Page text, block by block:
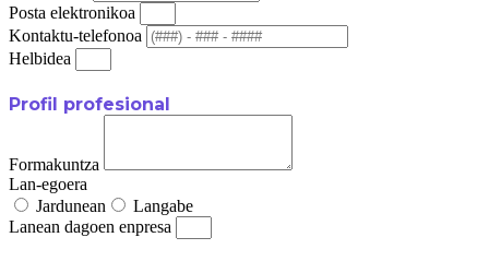
Posta elektronikoa
Kontaktu-telefonoa
Helbidea
Profil profesional
Formakuntza
Lan-egoera
Jardunean
Langabe
Lanean dagoen enpresa